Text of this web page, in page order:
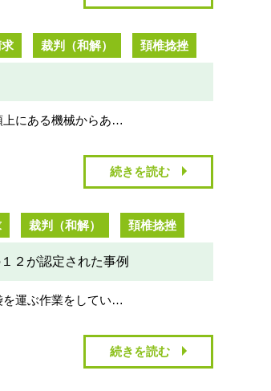
裁判（和解） 頚椎捻挫
上にある機械からあ…
続きを読む
裁判（和解） 頚椎捻挫
２が認定された事例
を運ぶ作業をしてい…
続きを読む